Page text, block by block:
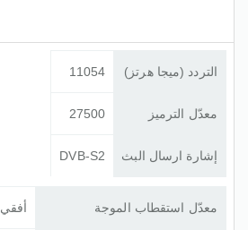
التردد (ميجا هرتز) 11054
معدّل الترميز 27500
إشارة ارسال البث DVB-S2
معدّل استقطاب الموجة أفقي